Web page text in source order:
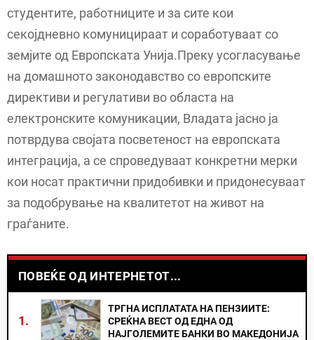
студентите, работниците и за сите кои
секојдневно комуницираат и соработуваат со
земјите од Европската Унија.Преку усогласување
на домашното законодавство со европските
директиви и регулативи во областа на
електронските комуникации, Владата јасно ја
потврдува својата посветеност на европската
интеграција, a се спроведуваат конкретни мерки
кои носат практични придобивки и придонесуваат
за подобрување на квалитетот на живот на
граѓаните.
ПОВЕЌЕ ОД ИНТЕРНЕТОТ...
1.
ТРГНА ИСПЛАТАТА НА ПЕНЗИИТЕ:
СРЕЌНА ВЕСТ ОД ЕДНА ОД
НАЈГОЛЕМИТЕ БАНКИ ВО МАКЕДОНИЈА